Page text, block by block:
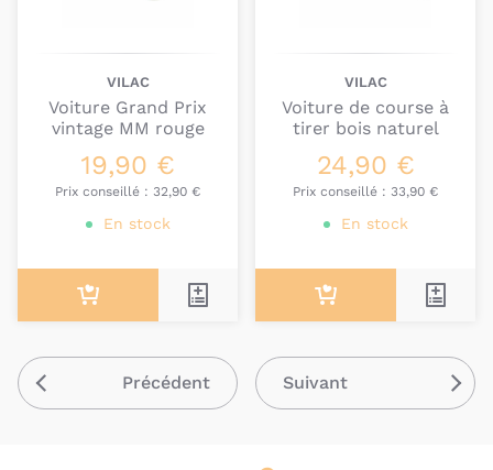
VILAC
Voiture Grand Prix
vintage MM rouge
19,90 €
Prix conseillé : 32,90 €
En stock
VILAC
Voiture de course à
tirer bois naturel
24,90 €
Prix conseillé : 33,90 €
En stock
Précédent Suivant